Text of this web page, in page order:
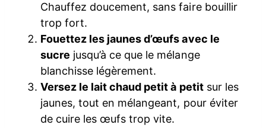
Chauffez doucement, sans faire bouillir
trop fort.
Fouettez les jaunes d’œufs avec le
sucre jusqu’à ce que le mélange
blanchisse légèrement.
Versez le lait chaud petit à petitsur les
jaunes, tout en mélangeant, pour éviter
de cuire les œufs trop vite.